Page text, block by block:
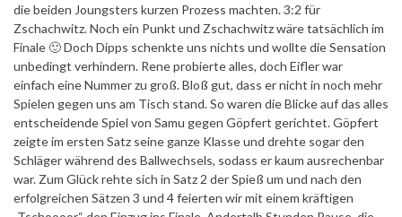
die beiden Joungsters kurzen Prozess machten. 3:2 für
Zschachwitz. Noch ein Punkt und Zschachwitz wäre tatsächlich im
Finale 🙂 Doch Dipps schenkte uns nichts und wollte die Sensation
unbedingt verhindern. Rene probierte alles, doch Eifler war
einfach eine Nummer zu groß. Bloß gut, dass er nicht in noch mehr
Spielen gegen uns am Tisch stand. So waren die Blicke auf das alles
entscheidende Spiel von Samu gegen Göpfert gerichtet. Göpfert
zeigte im ersten Satz seine ganze Klasse und drehte sogar den
Schläger während des Ballwechsels, sodass er kaum ausrechenbar
war. Zum Glück rehte sich in Satz 2 der Spieß um und nach den
erfolgreichen Sätzen 3 und 4 feierten wir mit einem kräftigen